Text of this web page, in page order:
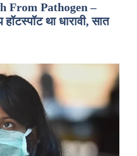
From Pathogen –
था धारावी, सात